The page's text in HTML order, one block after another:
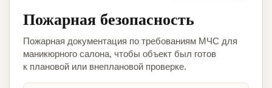
Пожарная безопасность
Пожарная документация по требованиям МЧС для
маникюрного салона, чтобы объект был готов
к плановой или внеплановой проверке.